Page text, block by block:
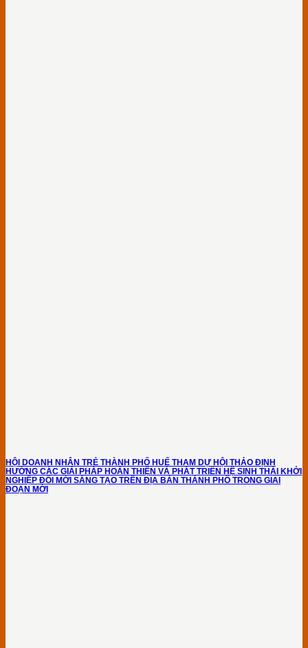
HỘI DOANH NHÂN TRẺ THÀNH PHỐ HUẾ THAM DỰ HỘI THẢO ĐỊNH
HƯỚNG CÁC GIẢI PHÁP HOÀN THIỆN VÀ PHÁT TRIỂN HỆ SINH THÁI KHỞI
NGHIỆP ĐỔI MỚI SÁNG TẠO TRÊN ĐỊA BÀN THÀNH PHỐ TRONG GIAI
ĐOẠN MỚI